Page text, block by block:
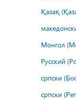
Қазақ
Монгол
Русский
српски
српски